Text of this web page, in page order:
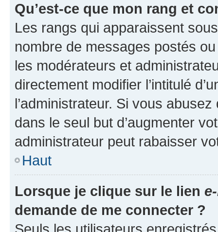
Qu’est-ce que mon rang et
Les rangs qui apparaissent
nombre de messages postés
les modérateurs et
directement modifier l’intitulé
l’administrateur. Si vous
dans le seul but d’augmenter
administrateur peut rabaisser
Haut
Lorsque je clique sur le lien
demande de me connecter ?